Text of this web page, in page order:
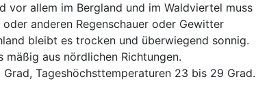
vor allem im Bergland und im Waldviertel muss
anderen Regenschauer oder Gewitter
bleibt es trocken und überwiegend sonnig.
mäßig aus nördlichen Richtungen.
Grad, Tageshöchsttemperaturen 23 bis 29 Grad.